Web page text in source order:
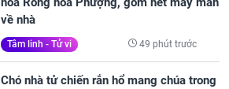
về nhà
Tâm linh - Tử vi 49 phút trước
Chó nhà tử chiến rắn hổ mang chúa trong